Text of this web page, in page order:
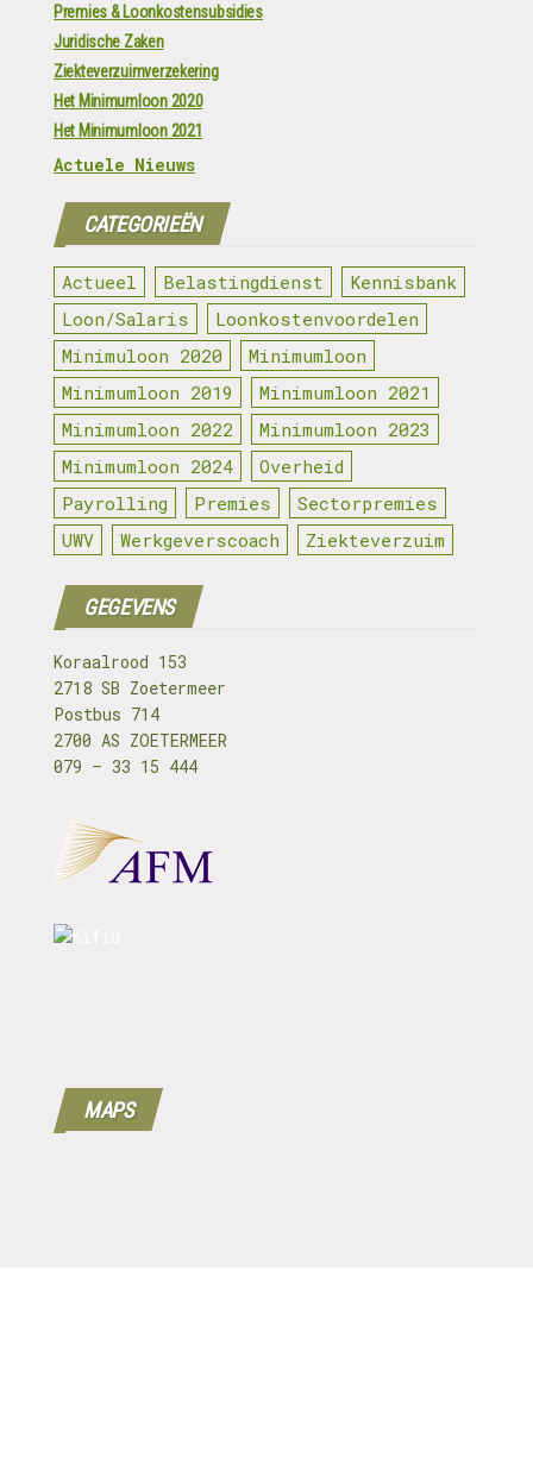
Premies & Loonkostensubsidies
Juridische Zaken
Ziekteverzuimverzekering
Het Minimumloon 2020
Het Minimumloon 2021
Actuele Nieuws
CATEGORIEËN
Actueel Belastingdienst
Kennisbank
Loon/Salaris
Loonkostenvoordelen
Minimuloon 2020
Minimumloon
Minimumloon 2019
Minimumloon 2021
Minimumloon 2022
Minimumloon 2023
Minimumloon 2024
Overheid
Payrolling
Premies
Sectorpremies
UWV
Werkgeverscoach Ziekteverzuim
GEGEVENS
Koraalrood 153
2718 SB Zoetermeer
Postbus 714
2700 AS ZOETERMEER
079 – 33 15 444
MAPS